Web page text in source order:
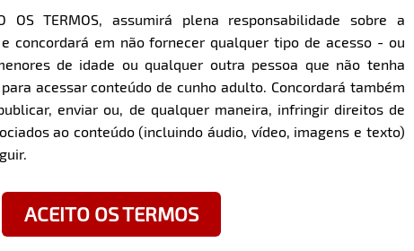
O perfume do sucesso:
O meu ?! Hahaha | Sí- Giorgio Armani
Quando se pensa em beleza logo vem
do corpo, tratamentos estéticos,
Tudo isso tem o seu valor, porém, o
OS TERMOS, assumirá plena responsabilidade sobre a
concordará em não fornecer qualquer tipo de acesso - ou
de idade ou qualquer outra pessoa que não tenha
acessar conteúdo de cunho adulto. Concordará também
enviar ou, de qualquer maneira, infringir direitos de
ao conteúdo (incluindo áudio, vídeo, imagens e texto)
ACEITO OS TERMOS